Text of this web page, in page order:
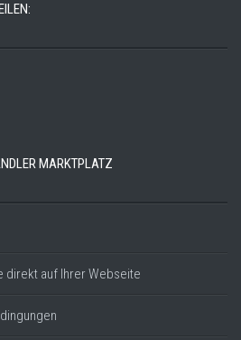
MARKTPLATZ
direkt auf Ihrer Webseite